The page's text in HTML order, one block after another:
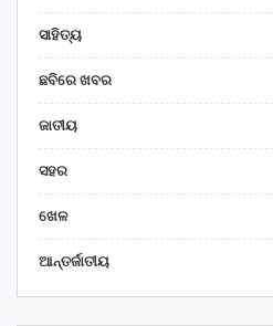
ସାହିତ୍ୟ
ଛବିରେ ଖବର
ଜାତୀୟ
ସହର
ଖେଳ
ଆନ୍ତର୍ଜାତୀୟ